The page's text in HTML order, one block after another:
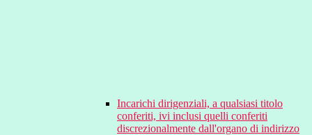
Incarichi dirigenziali, a qualsiasi titolo
conferiti, ivi inclusi quelli conferiti
discrezionalmente dall'organo di indirizzo